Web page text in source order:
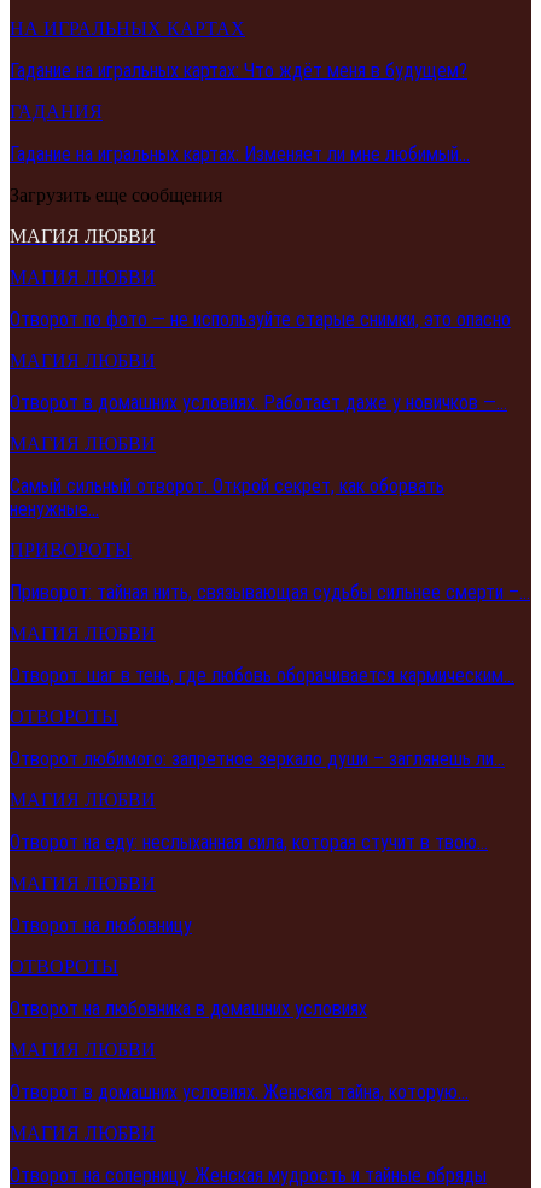
НА ИГРАЛЬНЫХ КАРТАХ
Гадание на игральных картах: Что ждёт меня в будущем?
ГАДАНИЯ
Гадание на игральных картах: Изменяет ли мне любимый…
Загрузить еще сообщения
МАГИЯ ЛЮБВИ
МАГИЯ ЛЮБВИ
Отворот по фото — не используйте старые снимки, это опасно
МАГИЯ ЛЮБВИ
Отворот в домашних условиях. Работает даже у новичков —…
МАГИЯ ЛЮБВИ
Самый сильный отворот. Открой секрет, как оборвать
ненужные…
ПРИВОРОТЫ
Приворот: тайная нить, связывающая судьбы сильнее смерти –…
МАГИЯ ЛЮБВИ
Отворот: шаг в тень, где любовь оборачивается кармическим…
ОТВОРОТЫ
Отворот любимого: запретное зеркало души – заглянешь ли…
МАГИЯ ЛЮБВИ
Отворот на еду: неслыханная сила, которая стучит в твою…
МАГИЯ ЛЮБВИ
Отворот на любовницу
ОТВОРОТЫ
Отворот на любовника в домашних условиях
МАГИЯ ЛЮБВИ
Отворот в домашних условиях. Женская тайна, которую…
МАГИЯ ЛЮБВИ
Отворот на соперницу. Женская мудрость и тайные обряды